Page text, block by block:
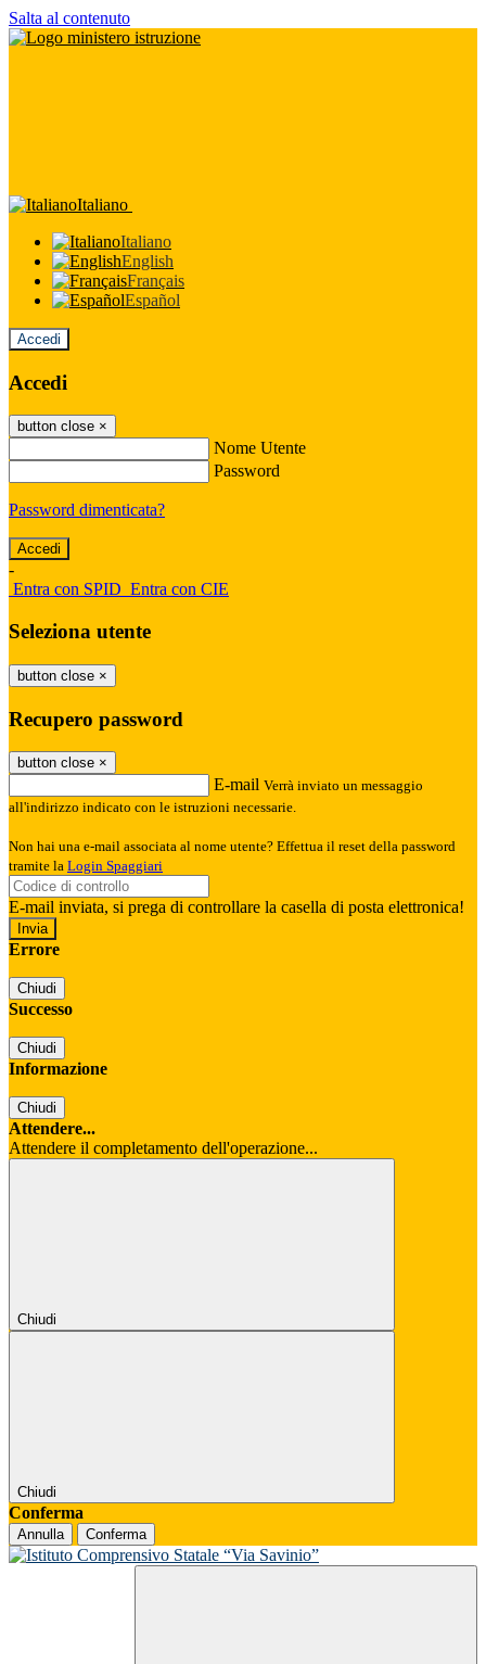
Salta al contenuto
Italiano
Italiano
English
Français
Español
Accedi
Accedi
button close ×
Nome Utente
Password
Password dimenticata?
-
Entra con SPID Entra con CIE
Seleziona utente
button close ×
Recupero password
button close ×
E-mail Verrà inviato un messaggio
all'indirizzo indicato con le istruzioni necessarie.
Non hai una e-mail associata al nome utente? Effettua il reset della password
tramite la Login Spaggiari
E-mail inviata, si prega di controllare la casella di posta elettronica!
Errore
Chiudi
Successo
Chiudi
Informazione
Chiudi
Attendere...
Attendere il completamento dell'operazione...
Chiudi
Chiudi
Conferma
Annulla Conferma